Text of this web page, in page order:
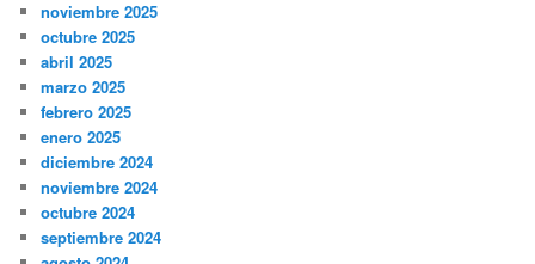
noviembre 2025
octubre 2025
abril 2025
marzo 2025
febrero 2025
enero 2025
diciembre 2024
noviembre 2024
octubre 2024
septiembre 2024